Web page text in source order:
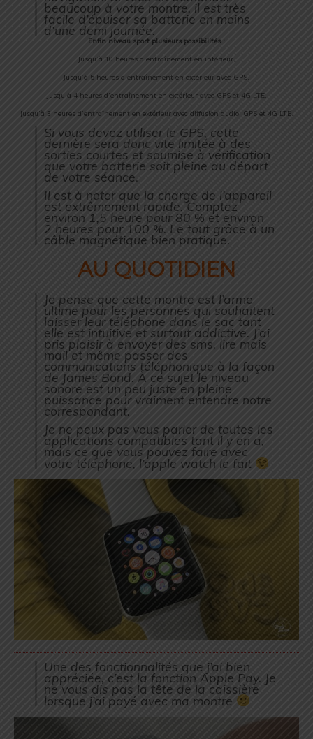
beaucoup à votre montre, il est très
facile d’épuiser sa batterie en moins
d’une demi journée.
Enfin niveau sport plusieurs possibilités :
Jusqu’à 10 heures d’entraînement en intérieur,
Jusqu’à 5 heures d’entraînement en extérieur avec GPS,
Jusqu’à 4 heures d’entraînement en extérieur avec GPS et 4G LTE,
Jusqu’à 3 heures d’entraînement en extérieur avec diffusion audio, GPS et 4G LTE.
Si vous devez utiliser le GPS, cette
dernière sera donc vite limitée à des
sorties courtes et soumise à vérification
que votre batterie soit pleine au départ
de votre séance.
Il est à noter que la charge de l’appareil
est extrêmement rapide. Comptez
environ 1,5 heure pour 80 % et environ
2 heures pour 100 %. Le tout grâce à un
câble magnétique bien pratique.
AU QUOTIDIEN
Je pense que cette montre est l’arme
ultime pour les personnes qui souhaitent
laisser leur téléphone dans le sac tant
elle est intuitive et surtout addictive. J’ai
pris plaisir à envoyer des sms, lire mais
mail et même passer des
communications téléphonique à la façon
de James Bond. À ce sujet le niveau
sonore est un peu juste en pleine
puissance pour vraiment entendre notre
correspondant.
Je ne peux pas vous parler de toutes les
applications compatibles tant il y en a,
mais ce que vous pouvez faire avec
votre téléphone, l’apple watch le fait
Une des fonctionnalités que j’ai bien
appréciée, c’est la fonction Apple Pay. Je
ne vous dis pas la tête de la caissière
lorsque j’ai payé avec ma montre